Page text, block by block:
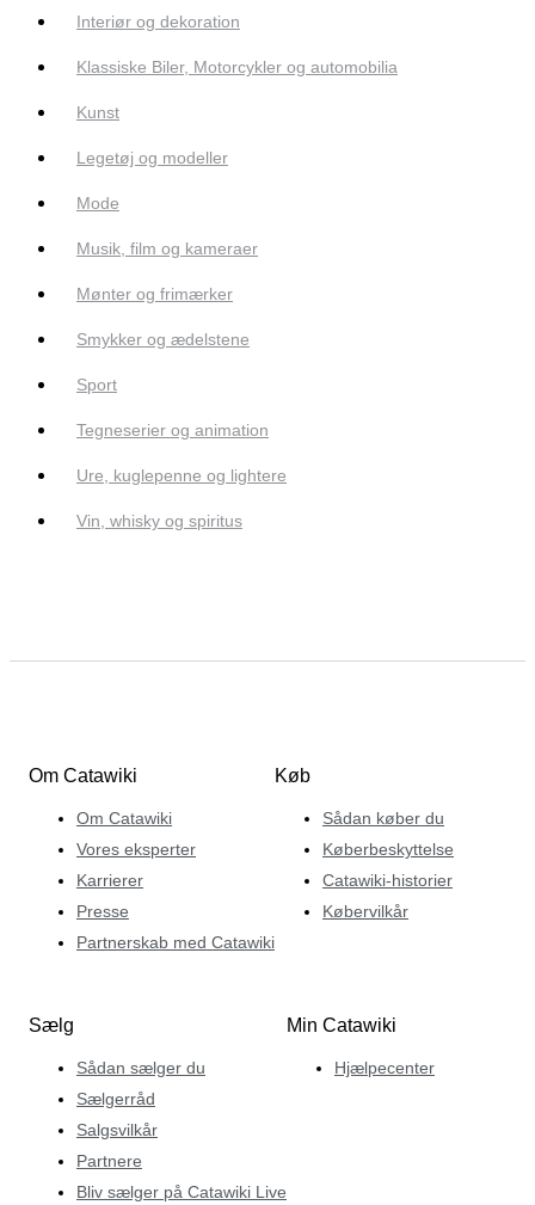
Interiør og dekoration
Klassiske Biler, Motorcykler og automobilia
Kunst
Legetøj og modeller
Mode
Musik, film og kameraer
Mønter og frimærker
Smykker og ædelstene
Sport
Tegneserier og animation
Ure, kuglepenne og lightere
Vin, whisky og spiritus
Om Catawiki
Om Catawiki
Vores eksperter
Karrierer
Presse
Partnerskab med Catawiki
Køb
Sådan køber du
Køberbeskyttelse
Catawiki-historier
Købervilkår
Sælg
Sådan sælger du
Sælgerråd
Salgsvilkår
Partnere
Bliv sælger på Catawiki Live
Min Catawiki
Hjælpecenter